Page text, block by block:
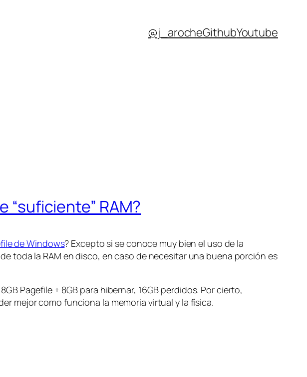
@j_arocheGithubYoutube
“suficiente” RAM?
de Windows? Excepto si se conoce muy bien el uso de la
de toda la RAM en disco, en caso de necesitar una buena porción es
Pagefile + 8GB para hibernar, 16GB perdidos. Por cierto,
mejor como funciona la memoria virtual y la física.